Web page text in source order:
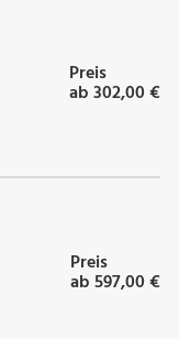
Preis
ab 302,00 €
Preis
ab 597,00 €